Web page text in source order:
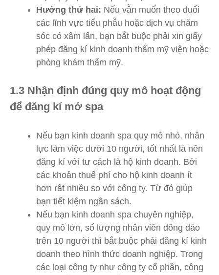
Hướng thứ hai: Nếu vẫn muốn theo đuổi
các lĩnh vực tiểu phẫu hoặc dịch vụ chăm
sóc có xâm lấn, bạn bắt buộc phải xin giấy
phép đăng kí kinh doanh thẩm mỹ viện hoặc
phòng khám thẩm mỹ.
1.3 Nhận định đúng quy mô hoạt động
để đăng kí mở spa
Nếu bạn kinh doanh spa quy mô nhỏ, nhân
lực làm việc dưới 10 người, tốt nhất là nên
đăng kí với tư cách là hộ kinh doanh. Bởi
các khoản thuế phí cho hộ kinh doanh ít
hơn rất nhiều so với công ty. Từ đó giúp
bạn tiết kiệm ngân sách.
Nếu bạn kinh doanh spa chuyên nghiệp,
quy mô lớn, số lượng nhân viên đông đảo
trên 10 người thì bắt buộc phải đăng kí kinh
doanh theo hình thức doanh nghiệp. Trong
các loại công ty như công ty cổ phần, công